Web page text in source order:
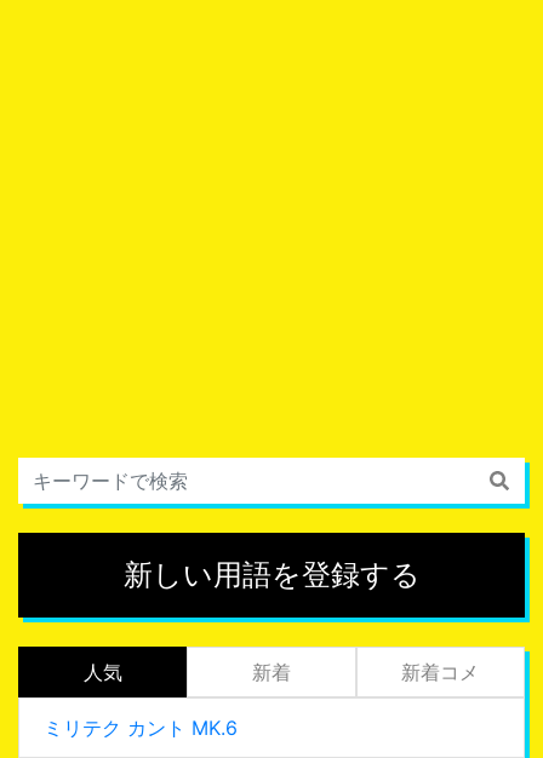
新しい用語を登録する
人気 新着 新着コメ
ミリテク カント MK.6